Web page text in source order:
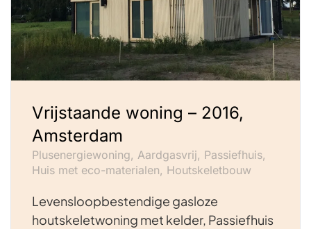
Vrijstaande woning – 2016,
Amsterdam
Plusenergiewoning, Aardgasvrij, Passiefhuis,
Huis met eco-materialen, Houtskeletbouw
Levensloopbestendige gasloze
houtskeletwoning met kelder, Passiefhuis